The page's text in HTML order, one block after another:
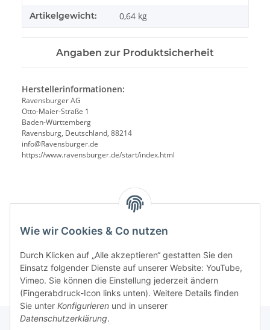
Wie wir Cookies & Co nutzen
Durch Klicken auf „Alle akzeptieren“ gestatten Sie den
Einsatz folgender Dienste auf unserer Website: YouTube,
Vimeo. Sie können die Einstellung jederzeit ändern
(Fingerabdruck-Icon links unten). Weitere Details finden
Sie unter Konfigurieren und in unserer
Datenschutzerklärung.
Artikelgewicht: 0,64 kg
Angaben zur Produktsicherheit
Herstellerinformationen:
Ravensburger AG
Otto-Maier-Straße 1
Baden-Württemberg
Ravensburg, Deutschland, 88214
info@Ravensburger.de
https://www.ravensburger.de/start/index.html
Benachrichtigen, wenn verfügbar